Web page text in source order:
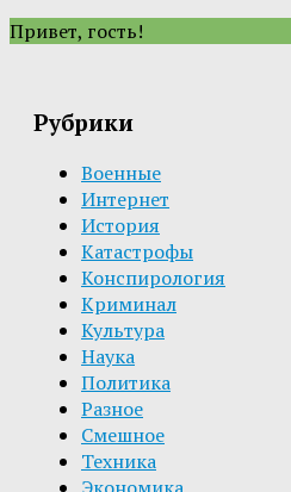
Привет, гость!
Рубрики
Военные
Интернет
История
Катастрофы
Конспирология
Криминал
Культура
Наука
Политика
Разное
Смешное
Техника